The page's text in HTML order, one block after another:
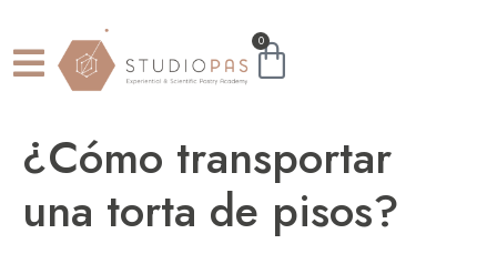
0
¿Cómo transportar
una torta de pisos?